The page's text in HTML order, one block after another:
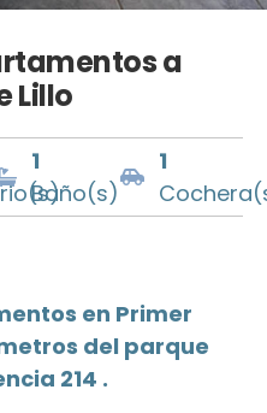
a
Lillo
1
Baño(s)
1
en Primer
del parque
214 .